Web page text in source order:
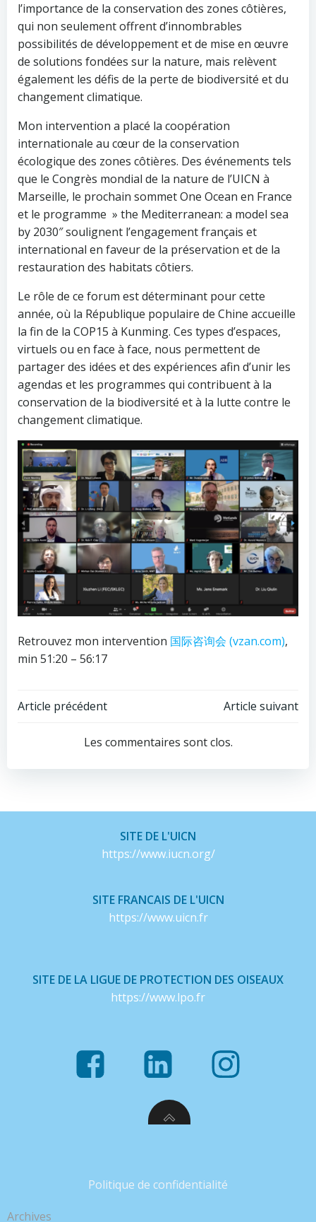
l’importance de la conservation des zones côtières,
qui non seulement offrent d’innombrables
possibilités de développement et de mise en œuvre
de solutions fondées sur la nature, mais relèvent
également les défis de la perte de biodiversité et du
changement climatique.
Mon intervention a placé la coopération
internationale au cœur de la conservation
écologique des zones côtières. Des événements tels
que le Congrès mondial de la nature de l’UICN à
Marseille, le prochain sommet One Ocean en France
et le programme » the Mediterranean: a model sea
by 2030″ soulignent l’engagement français et
international en faveur de la préservation et de la
restauration des habitats côtiers.
Le rôle de ce forum est déterminant pour cette
année, où la République populaire de Chine accueille
la fin de la COP15 à Kunming. Ces types d’espaces,
virtuels ou en face à face, nous permettent de
partager des idées et des expériences afin d’unir les
agendas et les programmes qui contribuent à la
conservation de la biodiversité et à la lutte contre le
changement climatique.
Retrouvez mon intervention 国际咨询会 (vzan.com),
min 51:20 – 56:17
Navigation
l’article
Article précédent
Navigation
de
l’article
Article suivant
Les commentaires sont clos.
SITE DE L'UICN
https://www.iucn.org/
SITE FRANCAIS DE L'UICN
https://www.uicn.fr
SITE DE LA LIGUE DE PROTECTION DES OISEAUX
https://www.lpo.fr
Politique de confidentialité
Archives